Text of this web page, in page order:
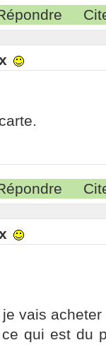
vais
qui est du